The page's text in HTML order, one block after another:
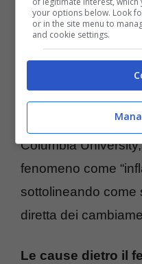
Inoltre,l’inflazione
aumentare di circa
causa dei
,
Columbia
fenomeno come
sottolineando
diretta dei
Le cause dietro il
your options below. Look
or in the site menu to
and cookie settings.